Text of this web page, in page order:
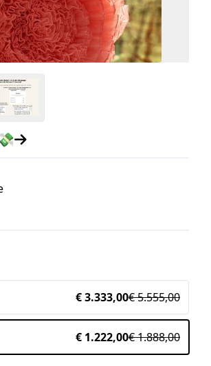
€ 3.333,00€ 5.555,00
€ 1.222,00€ 1.888,00